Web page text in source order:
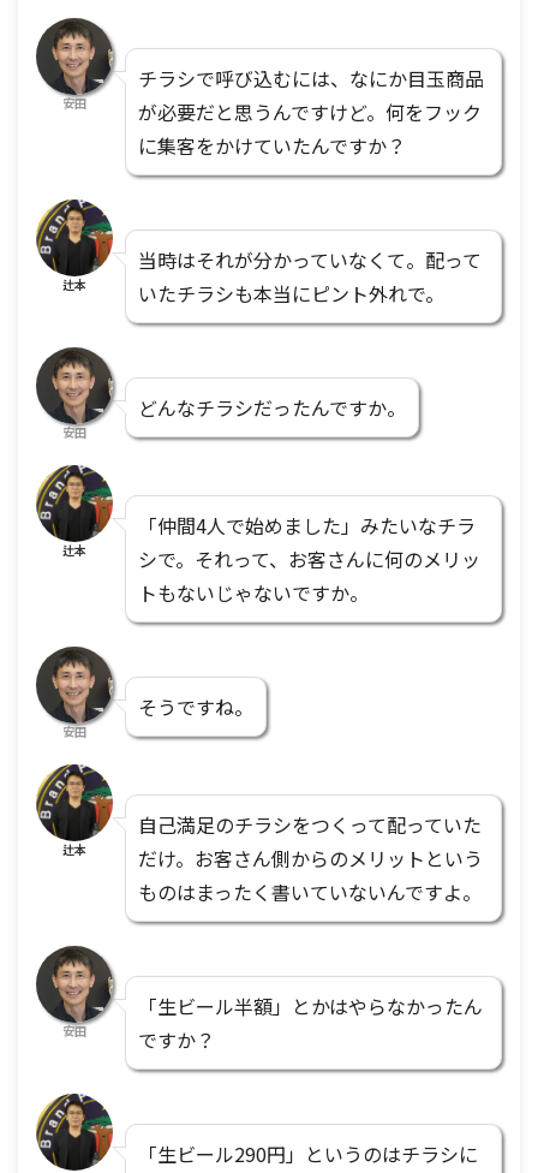
安田
チラシで呼び込むには、なにか目玉商品
が必要だと思うんですけど。何をフック
に集客をかけていたんですか？
辻本
当時はそれが分かっていなくて。配って
いたチラシも本当にピント外れで。
安田
どんなチラシだったんですか。
辻本
「仲間4人で始めました」みたいなチラ
シで。それって、お客さんに何のメリッ
トもないじゃないですか。
安田
そうですね。
辻本
自己満足のチラシをつくって配っていた
だけ。お客さん側からのメリットという
ものはまったく書いていないんですよ。
安田
「生ビール半額」とかはやらなかったん
ですか？
「生ビール290円」というのはチラシに